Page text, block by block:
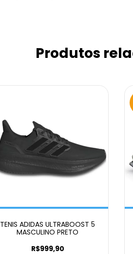
Produtos
TENIS ADIDAS ULTRABOOST 5
MASCULINO PRETO
R$999,90